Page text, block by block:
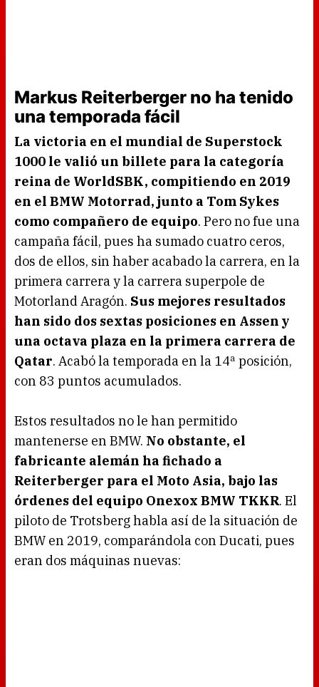
Markus Reiterberger no ha tenido
una temporada fácil
La victoria en el mundial de Superstock
1000 le valió un billete para la categoría
reina de WorldSBK, compitiendo en 2019
en el BMW Motorrad, junto a Tom Sykes
como compañero de equipo. Pero no fue una
campaña fácil, pues ha sumado cuatro ceros,
dos de ellos, sin haber acabado la carrera, en la
primera carrera y la carrera superpole de
Motorland Aragón. Sus mejores resultados
han sido dos sextas posiciones en Assen y
una octava plaza en la primera carrera de
Qatar. Acabó la temporada en la 14ª posición,
con 83 puntos acumulados.
Estos resultados no le han permitido
mantenerse en BMW. No obstante, el
fabricante alemán ha fichado a
Reiterberger para el Moto Asia, bajo las
órdenes del equipo Onexox BMW TKKR. El
piloto de Trotsberg habla así de la situación de
BMW en 2019, comparándola con Ducati, pues
eran dos máquinas nuevas: